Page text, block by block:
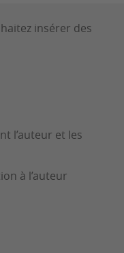
insérer des
l’auteur et les
à l’auteur